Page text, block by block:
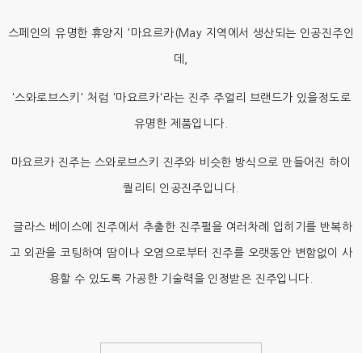
스페인의 유명한 휴양지 '마요르카(May 지역에서 생산되는 인공진주인
데,
'스와로브스키' 처럼 '마요르카'라는 진주 주얼리 브랜드가 있을정도로
유명한 제품입니다.
마요르카 진주는 스와로브스키 진주와 비슷한 방식으로 만들어진 하이
퀄리티 인공진주입니다.
글라스 베이스에 진주에서 추출한 진주펄을 여러차례 입히기를 반복하
고 외관을 코팅하여 땀이나 오염으로부터 진주를 오랫동안 변함없이 사
용할 수 있도록 가공한 기술력을 인정받은 진주입니다.